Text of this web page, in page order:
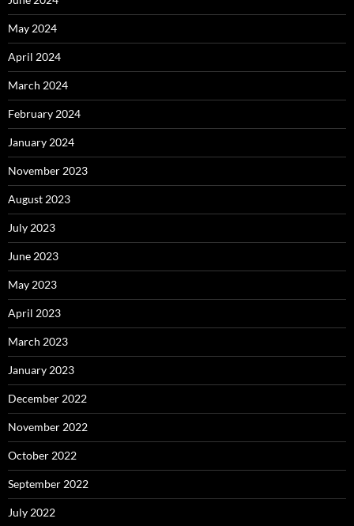
May 2024
April 2024
March 2024
February 2024
January 2024
November 2023
August 2023
July 2023
June 2023
May 2023
April 2023
March 2023
January 2023
December 2022
November 2022
October 2022
September 2022
July 2022